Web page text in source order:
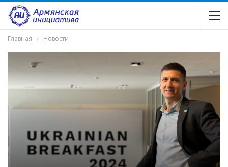
Главная Новости